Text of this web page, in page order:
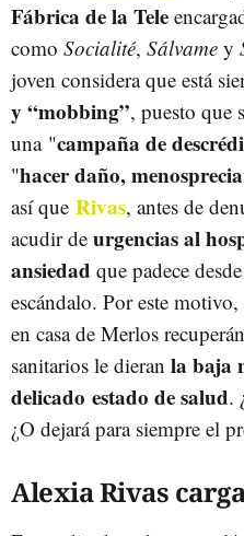
Fábrica de la Tele
como Socialité, Sálvame y
joven considera que está
y “mobbing”, puesto que
una "campaña de
"hacer daño,
así que Rivas, antes de
acudir de urgencias al
ansiedad que padece
escándalo. Por este
en casa de Merlos
sanitarios le dieran la baja
delicado estado de salud.
¿O dejará para siempre el
Alexia Rivas